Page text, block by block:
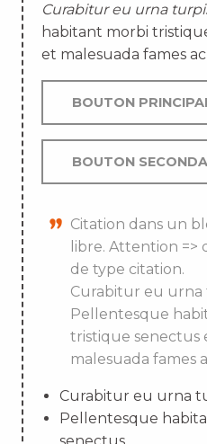
Curabitur eu urna
habitant morbi
et malesuada fames
BOUTON
BOUTON
Citation dans un
libre. Attention
de type citation.
Curabitur eu urna
Pellentesque
tristique senectus
malesuada fames
Curabitur eu urna
Pellentesque